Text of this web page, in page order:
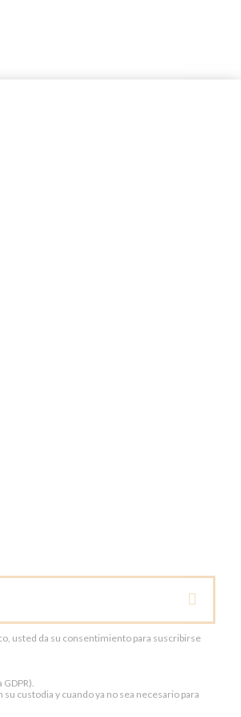
usted da su consentimiento para suscribirse
custodia y cuando ya no sea necesario para